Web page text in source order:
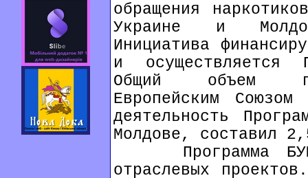
обращения
Украине и
Инициатива
и осуществляется
Общий объем
Европейским
деятельность
Молдове, составил
Программа
отраслевых